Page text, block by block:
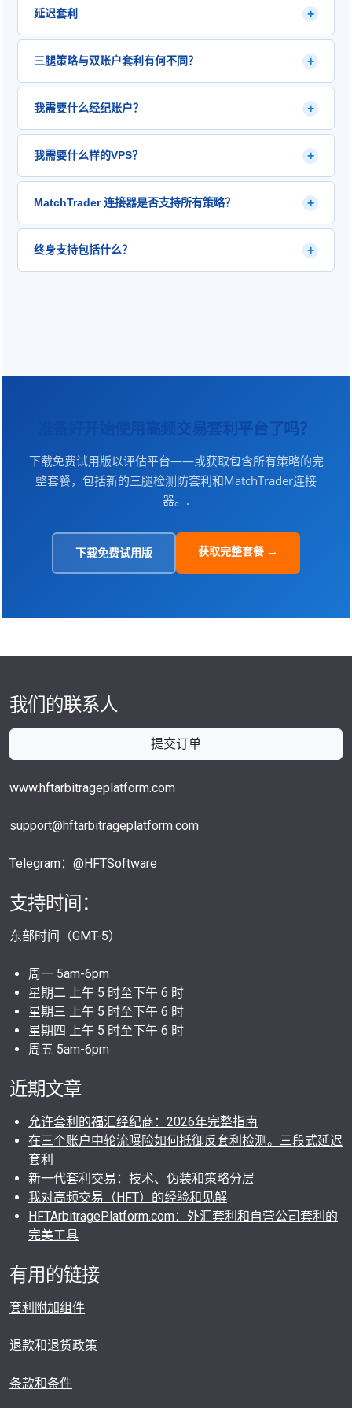
外汇套利是一种交易策略，它利用不同经纪商或市场之间
货币对汇率的差异。它涉及同时买卖货币，以利用因流动
性水平、市场低效和数据传播延迟不同而产生的价格差
异。类型包括对冲套利、三角套利、统计套利和延迟套
延迟套利 +
延迟套利利用了快速流动性提供商行情和较慢零售经纪商
平台之间行情传递的延迟。当快速行情先行变动时，高频
交易系统会在较慢经纪商的价格更新之前在其平台上下
单。对于大多数延迟策略来说，整个周期必须在 50-200 毫
三腿策略与双账户套利有何不同？ +
3腿策略通过引入第三个账户来吸收利润固定头寸，从而消
除了锁仓指纹。在双账户套利中，利润固定会迫使一个账
户同时持有买入和卖出头寸——即锁仓——这是经纪商AI
用来检测套利的主要信号。3腿模型确保买入和卖出头寸始
我需要什么经纪账户？ +
一腿策略需要一个单独的账户，并提供快速报价源（已包
含）。对冲策略和两腿策略需要在两个不同的经纪商处开
设两个独立的账户。三腿策略需要三个账户。所有连接器
（FIX API、MT4、MT5、cTrader、DXTrade、
我需要什么样的VPS？ +
对于延迟套利：租用与经纪商服务器同地或邻近的专用
约）或 TY3（东京）。往返延迟应低于 5 毫秒。HFT
Arbitrage Platform 推荐 UltraFX VPS。对于对冲和双腿策
MatchTrader 连接器是否支持所有策略？ +
是的。MatchTrader 连接器支持完整的套利策略执行，包
括对冲、双腿延迟 1/2/3 和新的三腿延迟策略。这使得先
终身支持包括什么？ +
准备好开始使用高频交易套利平台了吗？
下载免费试用版以评估平台——或获取包含所有策略的完
整套餐，包括新的三腿检测防套利和MatchTrader连接
器。.
下载免费试用版 获取完整套餐 →
我们的联系人
提交订单
www.hftarbitrageplatform.com
support@hftarbitrageplatform.com
Telegram：@HFTSoftware
支持时间：
东部时间（GMT-5）
周一 5am-6pm
星期二 上午 5 时至下午 6 时
星期三 上午 5 时至下午 6 时
星期四 上午 5 时至下午 6 时
周五 5am-6pm
近期文章
允许套利的福汇经纪商：2026年完整指南
在三个账户中轮流曝险如何抵御反套利检测。三段式延迟
套利
新一代套利交易：技术、伪装和策略分层
我对高频交易（HFT）的经验和见解
HFTArbitragePlatform.com：外汇套利和自营公司套利的
完美工具
有用的链接
套利附加组件
退款和退货政策
条款和条件